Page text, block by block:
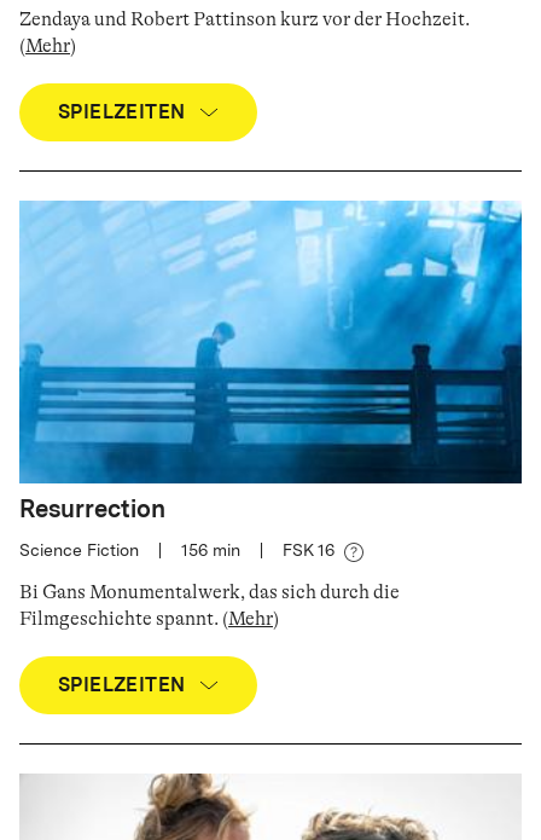
Zendaya und Robert Pattinson kurz vor der Hochzeit.
(Mehr)
SPIELZEITEN
Resurrection
Science Fiction 156 min FSK 16
Bi Gans Monumentalwerk, das sich durch die
Filmgeschichte spannt. (Mehr)
SPIELZEITEN